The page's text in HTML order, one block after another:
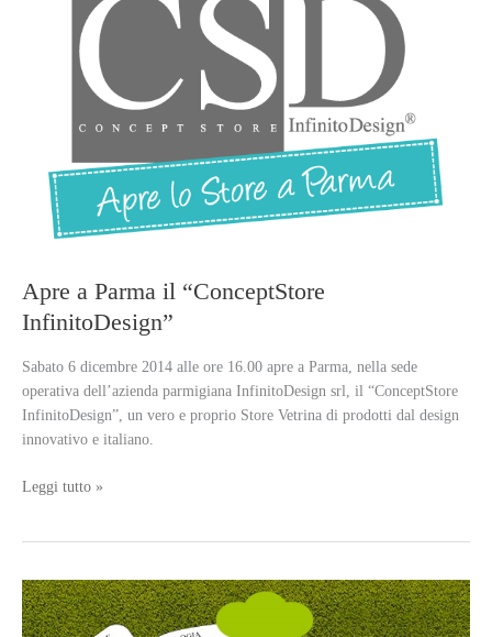
Apre a Parma il “ConceptStore
InfinitoDesign”
Sabato 6 dicembre 2014 alle ore 16.00 apre a Parma, nella sede
operativa dell’azienda parmigiana InfinitoDesign srl, il “ConceptStore
InfinitoDesign”, un vero e proprio Store Vetrina di prodotti dal design
innovativo e italiano.
Apre
“ConceptStore
InfinitoDesign”
Leggi tutto »